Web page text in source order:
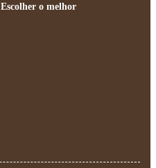
Escolher o melhor